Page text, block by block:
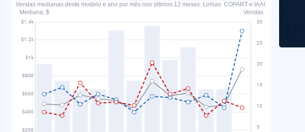
Vendas medianas deste modelo e ano por mês nos últimos 12 meses. Linhas: COPART e IAAI.
Mediana, $
Vendas